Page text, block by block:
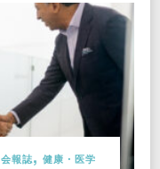
会報誌 健康・医学